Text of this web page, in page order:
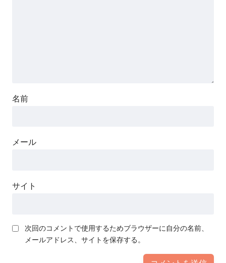
名前
メール
サイト
次回のコメントで使用するためブラウザーに自分の名前、
メールアドレス、サイトを保存する。